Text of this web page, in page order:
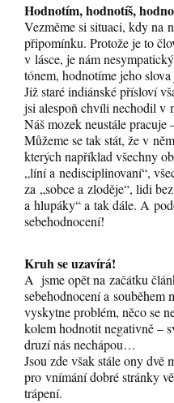
Hodnotím, hodnotíš,
Vezměme si situaci, kdy na
připomínku. Protože je to
v lásce, je nám
tónem, hodnotíme jeho
Již staré indiánské přísloví
jsi alespoň chvíli nechodil v
Náš mozek neustále
Můžeme se tak stát, že v
kterých například všechny
„líní a nedisciplinovaní“,
za „sobce a zloděje“, lidi
a hlupáky“ a tak dále. A
sebehodnocení!
Kruh se uzavírá!
A jsme opět na začátku
sebehodnocení a souběhem
vyskytne problém, něco se
kolem hodnotit negativně –
druzí nás nechápou…
Jsou zde však stále ony dvě
pro vnímání dobré stránky
trápení.